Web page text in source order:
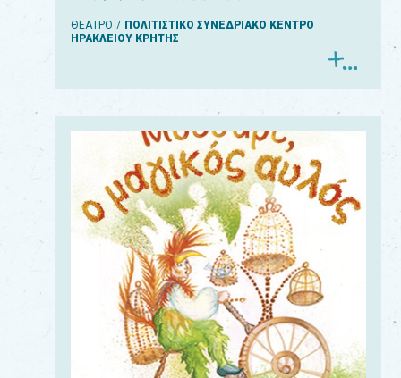
ΘΕΑΤΡΟ
ΠΟΛΙΤΙΣΤΙΚΟ ΣΥΝΕΔΡΙΑΚΟ ΚΕΝΤΡΟ
ΗΡΑΚΛΕΙΟΥ ΚΡΗΤΗΣ